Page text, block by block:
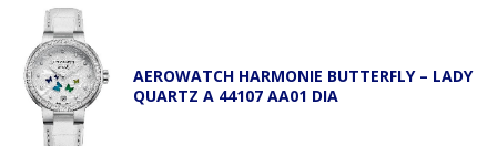
AEROWATCH HARMONIE BUTTERFLY – LADY
QUARTZ A 44107 AA01 DIA